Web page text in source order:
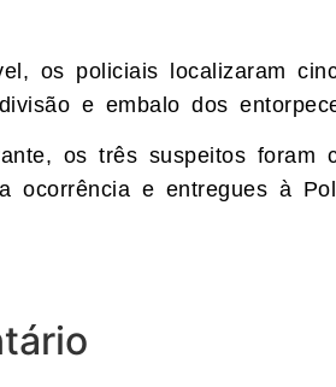
os policiais localizaram
e embalo dos
os três suspeitos foram
ocorrência e entregues à